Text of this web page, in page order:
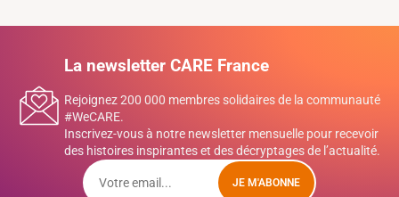
La newsletter CARE France
Rejoignez 200 000 membres solidaires de la communauté
#WeCARE.
Inscrivez-vous à notre newsletter mensuelle pour recevoir
des histoires inspirantes et des décryptages de l’actualité.
JE M'ABONNE